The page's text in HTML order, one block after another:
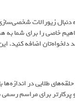
دنبال زیورالات
خاصی را برای شما
دلخواه‌تان اضافه کنید.
طلایی در
پرکارتر برای مراسم